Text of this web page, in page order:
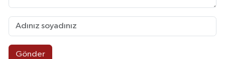
Gönder